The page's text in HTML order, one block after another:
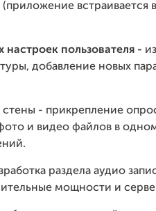
встраивается
настроек пользователя -
добавление новых
стены - прикрепление
и видео файлов в
раздела аудио
мощности и